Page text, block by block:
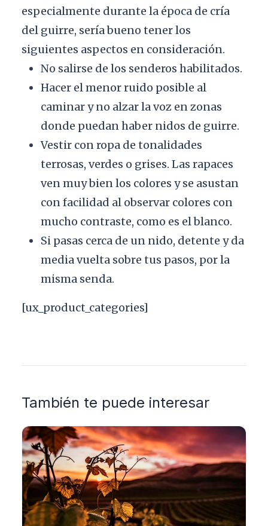
especialmente durante la época de cría
del guirre, sería bueno tener los
siguientes aspectos en consideración.
No salirse de los senderos habilitados.
Hacer el menor ruido posible al
caminar y no alzar la voz en zonas
donde puedan haber nidos de guirre.
Vestir con ropa de tonalidades
terrosas, verdes o grises. Las rapaces
ven muy bien los colores y se asustan
con facilidad al observar colores con
mucho contraste, como es el blanco.
Si pasas cerca de un nido, detente y da
media vuelta sobre tus pasos, por la
misma senda.
[ux_product_categories]
También te puede interesar